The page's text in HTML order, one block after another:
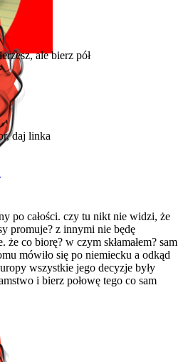
ale bierz pół
daj linka
po całości. czy tu nikt nie widzi, że
promuje? z innymi nie będę
że co biorę? w czym skłamałem? sam
mówiło się po niemiecku a odkąd
wszystkie jego decyzje były
i bierz połowę tego co sam